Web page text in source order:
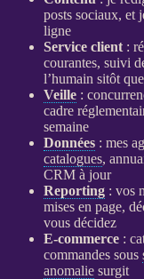
posts sociaux, et
ligne
Service client:
courantes, suivi
l’humain sitôt
Veille:
cadre
semaine
Données: mes
catalogues,
CRMà jour
Reporting: vos
mises en page,
vous décidez
E-commerce:
commandes sous
anomaliesurgit